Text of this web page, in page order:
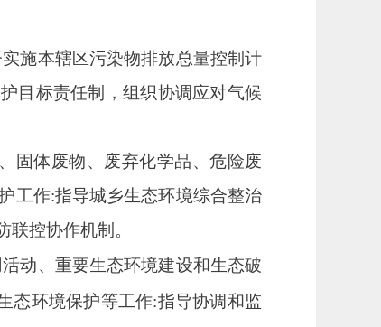
施本辖区污染物排放总量控制计
目标责任制，组织协调应对气候
固体废物、废弃化学品、危险废
工作:指导城乡生态环境综合整治
控协作机制。
动、重要生态环境建设和生态破
态环境保护等工作:指导协调和监